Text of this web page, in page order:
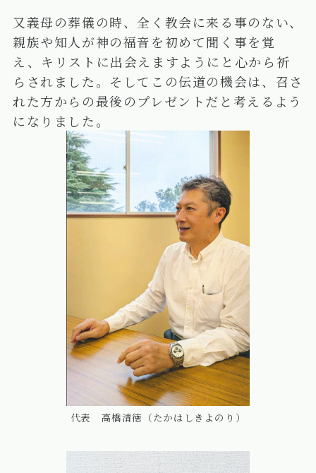
又義母の葬儀の時、全く教会に来る事のない、
親族や知人が神の福音を初めて聞く事を覚
え、キリストに出会えますようにと心から祈
らされました。そしてこの伝道の機会は、召さ
れた方からの最後のプレゼントだと考えるよう
になりました。
代表 高橋清徳（たかはしきよのり）